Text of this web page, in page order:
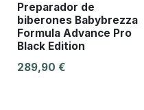
Preparador de
biberones Babybrezza
Formula Advance Pro
Black Edition
289,90 €